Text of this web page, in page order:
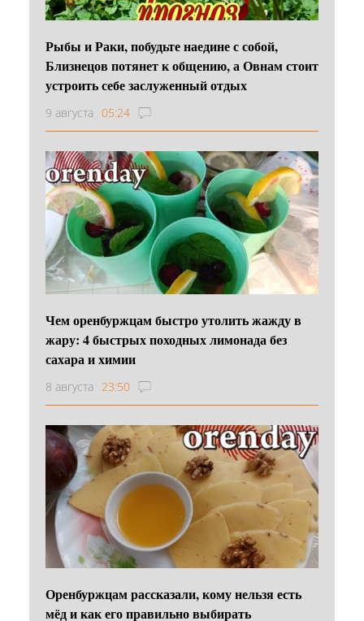
Рыбы и Раки, побудьте наедине с собой,
Близнецов потянет к общению, а Овнам стоит
устроить себе заслуженный отдых
9 августа 05:24
Чем оренбуржцам быстро утолить жажду в
жару: 4 быстрых походных лимонада без
сахара и химии
8 августа 23:50
Оренбуржцам рассказали, кому нельзя есть
мёд и как его правильно выбирать